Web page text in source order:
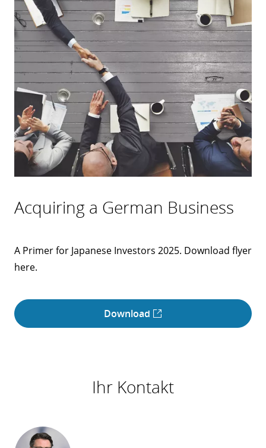
Acquiring a German Business
A Primer for Japanese Investors 2025. Download flyer
here.
Download
Ihr Kontakt